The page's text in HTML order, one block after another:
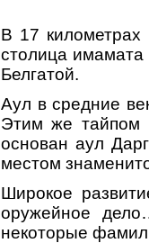
В 17 километрах
столица
Белгатой.
Аул в средние
Этим же тайпом
основан аул
местом
Широкое
оружейное
некоторые